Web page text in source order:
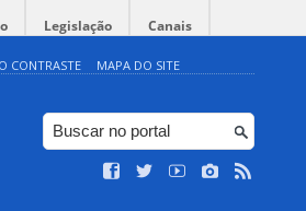
Legislação Canais
CONTRASTE MAPA DO SITE